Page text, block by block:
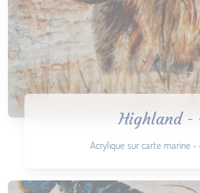
Highland -
Acrylique sur carte marine -